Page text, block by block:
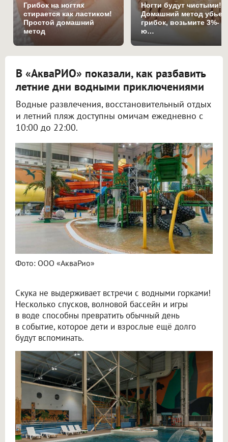
Грибок на ногтях
стирается как ластиком!
Простой домашний
метод
Ногти будут чистыми!
Домашний метод убьет
грибок, возьмите 3%-
ю…
В «АкваРИО» показали, как разбавить
летние дни водными приключениями
Водные развлечения, восстановительный отдых
и летний пляж доступны омичам ежедневно с
10:00 до 22:00.
Фото: ООО «АкваРио»
Скука не выдерживает встречи с водными горками!
Несколько спусков, волновой бассейн и игры
в воде способны превратить обычный день
в событие, которое дети и взрослые ещё долго
будут вспоминать.